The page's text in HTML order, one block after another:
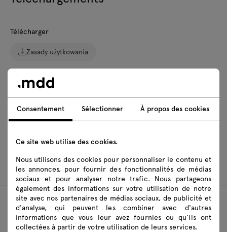
Télécharger
Zasady użytkowania
Téléchargez les modèles 3D de tous les symboles de la
collection
fbx skp
Instructions de montage
ARM071
Produits recommandés
Consentement Sélectionner À propos des cookies
Ce site web utilise des cookies.
Nous utilisons des cookies pour personnaliser le contenu et
les annonces, pour fournir des fonctionnalités de médias
sociaux et pour analyser notre trafic. Nous partageons
également des informations sur votre utilisation de notre
site avec nos partenaires de médias sociaux, de publicité et
d'analyse, qui peuvent les combiner avec d'autres
informations que vous leur avez fournies ou qu'ils ont
collectées à partir de votre utilisation de leurs services.